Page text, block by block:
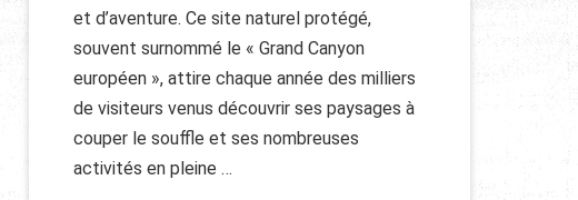
et d’aventure. Ce site naturel protégé,
souvent surnommé le « Grand Canyon
européen », attire chaque année des milliers
de visiteurs venus découvrir ses paysages à
couper le souffle et ses nombreuses
activités en pleine …